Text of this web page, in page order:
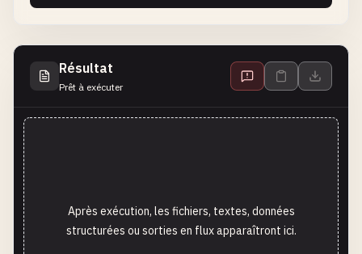
Résultat
Prêt à exécuter
Après exécution, les fichiers, textes, données
structurées ou sorties en flux apparaîtront ici.